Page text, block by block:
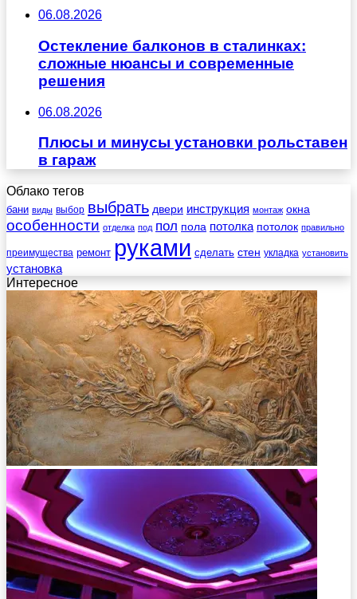
06.08.2026
Остекление балконов в сталинках:
сложные нюансы и современные
решения
06.08.2026
Плюсы и минусы установки рольставен
в гараж
Облако тегов
бани виды выбор выбрать двери инструкция монтаж окна
особенности отделка под пол пола потолка потолок правильно
преимущества ремонт руками сделать стен укладка установить
установка
Интересное